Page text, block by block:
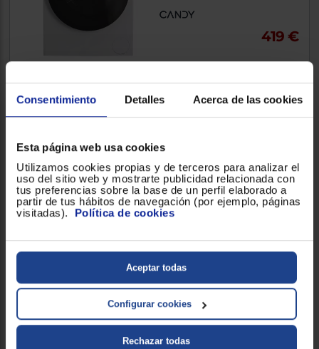
Consentimiento Detalles Acerca de las cookies
Esta página web usa cookies
Utilizamos cookies propias y de terceros para analizar el
uso del sitio web y mostrarte publicidad relacionada con
tus preferencias sobre la base de un perfil elaborado a
partir de tus hábitos de navegación (por ejemplo, páginas
visitadas). Política de cookies
Aceptar todas
Configurar cookies
Rechazar todas
419 €
Lavadora Bosch
WGG254ZEES
Clase A, 10Kg, 1400RPM,
Blanco, 598mm
679 €
Comparar